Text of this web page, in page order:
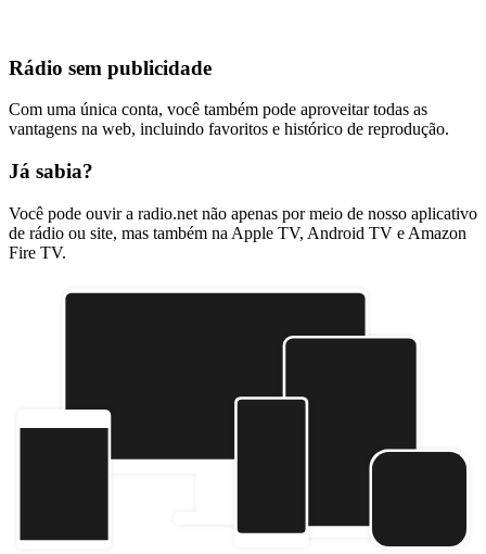
Rádio sem publicidade
Com uma única conta, você também pode aproveitar todas as
vantagens na web, incluindo favoritos e histórico de reprodução.
Já sabia?
Você pode ouvir a radio.net não apenas por meio de nosso aplicativo
de rádio ou site, mas também na Apple TV, Android TV e Amazon
Fire TV.